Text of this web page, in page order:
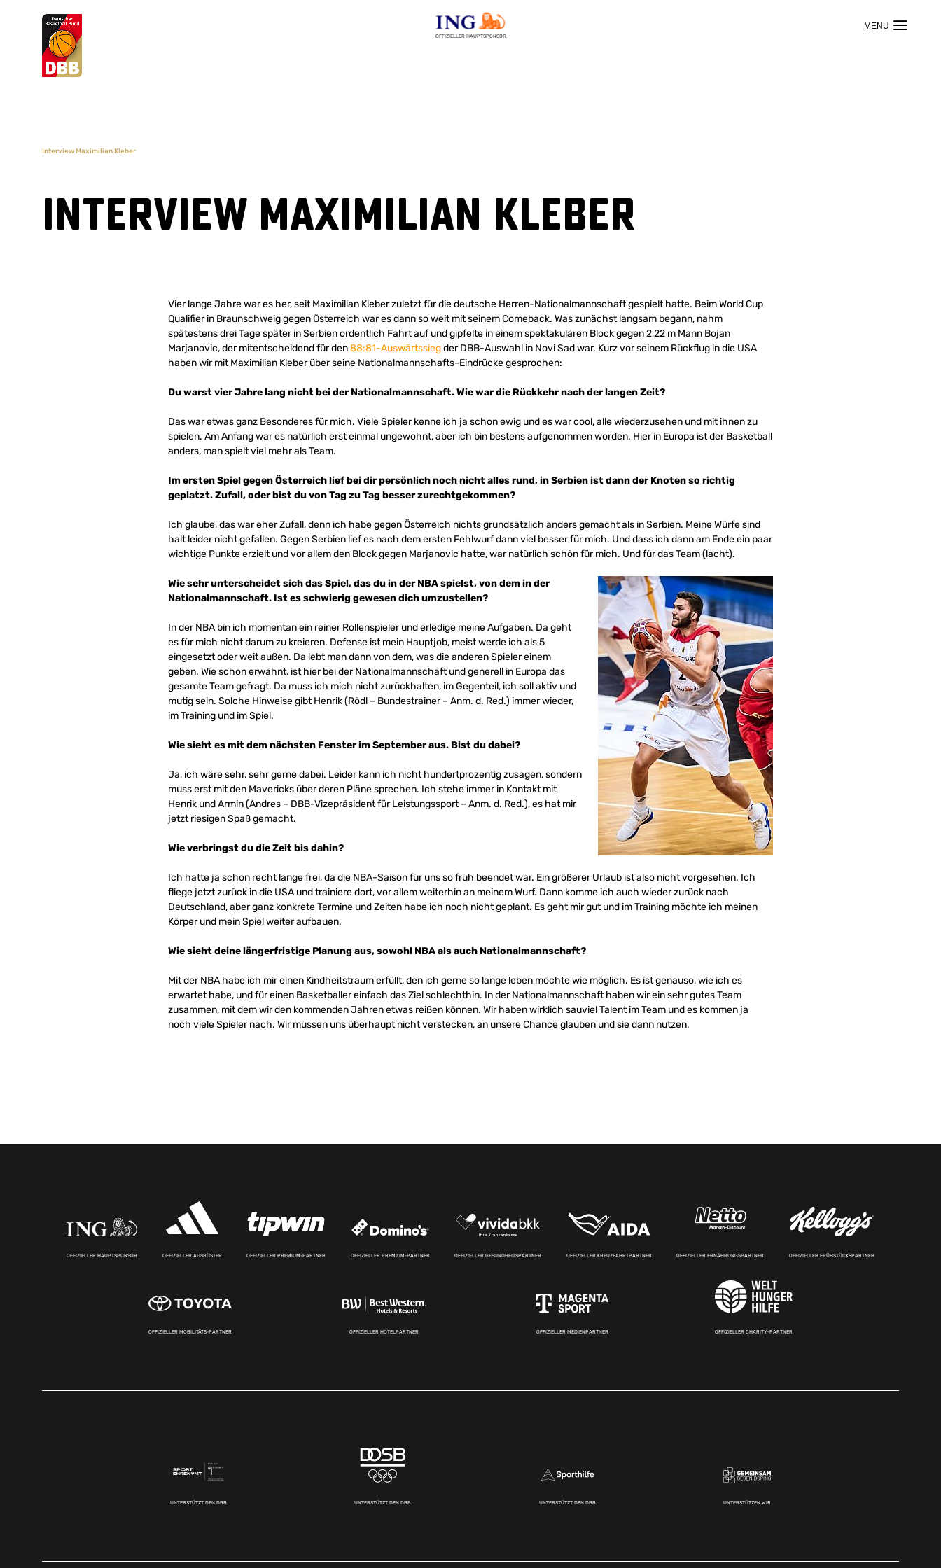
OFFIZIELLER HAUPTSPONSOR
Suchvorschläge
Interview Maximilian Kleber
Interview Maximilian Kleber
Vier lange Jahre war es her, seit Maximilian Kleber zuletzt für die deutsche Herren-Nationalmannschaft gespielt hatte. Beim World Cup
Qualifier in Braunschweig gegen Österreich war es dann so weit mit seinem Comeback. Was zunächst langsam begann, nahm
spätestens drei Tage später in Serbien ordentlich Fahrt auf und gipfelte in einem spektakulären Block gegen 2,22 m Mann Bojan
Marjanovic, der mitentscheidend für den88:81-Auswärtssiegder DBB-Auswahl in Novi Sad war. Kurz vor seinem Rückflug in die USA
haben wir mit Maximilian Kleber über seine Nationalmannschafts-Eindrücke gesprochen:
Du warst vier Jahre lang nicht bei der Nationalmannschaft. Wie war die Rückkehr nach der langen Zeit?
Das war etwas ganz Besonderes für mich. Viele Spieler kenne ich ja schon ewig und es war cool, alle wiederzusehen und mit ihnen zu
spielen. Am Anfang war es natürlich erst einmal ungewohnt, aber ich bin bestens aufgenommen worden. Hier in Europa ist der Basketball
anders, man spielt viel mehr als Team.
Im ersten Spiel gegen Österreich lief bei dir persönlich noch nicht alles rund, in Serbien ist dann der Knoten so richtig
geplatzt. Zufall, oder bist du von Tag zu Tag besser zurechtgekommen?
Ich glaube, das war eher Zufall, denn ich habe gegen Österreich nichts grundsätzlich anders gemacht als in Serbien. Meine Würfe sind
halt leider nicht gefallen. Gegen Serbien lief es nach dem ersten Fehlwurf dann viel besser für mich. Und dass ich dann am Ende ein paar
wichtige Punkte erzielt und vor allem den Block gegen Marjanovic hatte, war natürlich schön für mich. Und für das Team (lacht).
Wie sehr unterscheidet sich das Spiel, das du in der NBA spielst, von dem in der
Nationalmannschaft. Ist es schwierig gewesen dich umzustellen?
In der NBA bin ich momentan ein reiner Rollenspieler und erledige meine Aufgaben. Da geht
es für mich nicht darum zu kreieren. Defense ist mein Hauptjob, meist werde ich als 5
eingesetzt oder weit außen. Da lebt man dann von dem, was die anderen Spieler einem
geben. Wie schon erwähnt, ist hier bei der Nationalmannschaft und generell in Europa das
gesamte Team gefragt. Da muss ich mich nicht zurückhalten, im Gegenteil, ich soll aktiv und
mutig sein. Solche Hinweise gibt Henrik (Rödl – Bundestrainer – Anm. d. Red.) immer wieder,
im Training und im Spiel.
Wie sieht es mit dem nächsten Fenster im September aus. Bist du dabei?
Ja, ich wäre sehr, sehr gerne dabei. Leider kann ich nicht hundertprozentig zusagen, sondern
muss erst mit den Mavericks über deren Pläne sprechen. Ich stehe immer in Kontakt mit
Henrik und Armin (Andres – DBB-Vizepräsident für Leistungssport – Anm. d. Red.), es hat mir
jetzt riesigen Spaß gemacht.
Wie verbringst du die Zeit bis dahin?
Ich hatte ja schon recht lange frei, da die NBA-Saison für uns so früh beendet war. Ein größerer Urlaub ist also nicht vorgesehen. Ich
fliege jetzt zurück in die USA und trainiere dort, vor allem weiterhin an meinem Wurf. Dann komme ich auch wieder zurück nach
Deutschland, aber ganz konkrete Termine und Zeiten habe ich noch nicht geplant. Es geht mir gut und im Training möchte ich meinen
Körper und mein Spiel weiter aufbauen.
Wie sieht deine längerfristige Planung aus, sowohl NBA als auch Nationalmannschaft?
Mit der NBA habe ich mir einen Kindheitstraum erfüllt, den ich gerne so lange leben möchte wie möglich. Es ist genauso, wie ich es
erwartet habe, und für einen Basketballer einfach das Ziel schlechthin. In der Nationalmannschaft haben wir ein sehr gutes Team
zusammen, mit dem wir den kommenden Jahren etwas reißen können. Wir haben wirklich sauviel Talent im Team und es kommen ja
noch viele Spieler nach. Wir müssen uns überhaupt nicht verstecken, an unsere Chance glauben und sie dann nutzen.
OFFIZIELLER HAUPTSPONSOR OFFIZIELLER AUSRÜSTER OFFIZIELLER PREMIUM-PARTNER OFFIZIELLER PREMIUM-PARTNER OFFIZIELLER GESUNDHEITSPARTNER OFFIZIELLER KREUZFAHRTPARTNER OFFIZIELLER ERNÄHRUNGSPARTNER OFFIZIELLER FRÜHSTÜCKSPARTNER
OFFIZIELLER MOBILITÄTS-PARTNER OFFIZIELLER HOTELPARTNER OFFIZIELLER MEDIENPARTNER OFFIZIELLER CHARITY-PARTNER
UNTERSTÜTZT DEN DBB UNTERSTÜTZT DEN DBB UNTERSTÜTZT DEN DBB UNTERSTÜTZEN WIR